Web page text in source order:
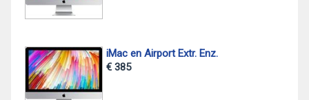
iMac en Airport Extr. Enz.
€ 385